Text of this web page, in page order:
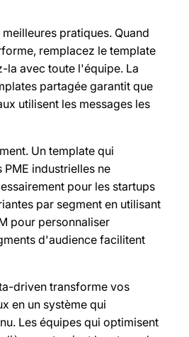
pratiques. Quand
remplacez le template
la avec toute l'équipe. La
partagée garantit que
utilisent les messages les
Un template qui
industrielles ne
pour les startups
par segment en utilisant
pour personnaliser
d'audience facilitent
driven transforme vos
en un système qui
Les équipes qui optimisent